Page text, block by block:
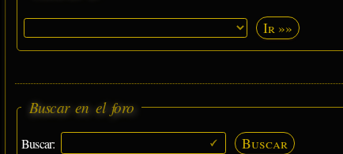
Ir »»
Buscar en el foro
Buscar: Buscar